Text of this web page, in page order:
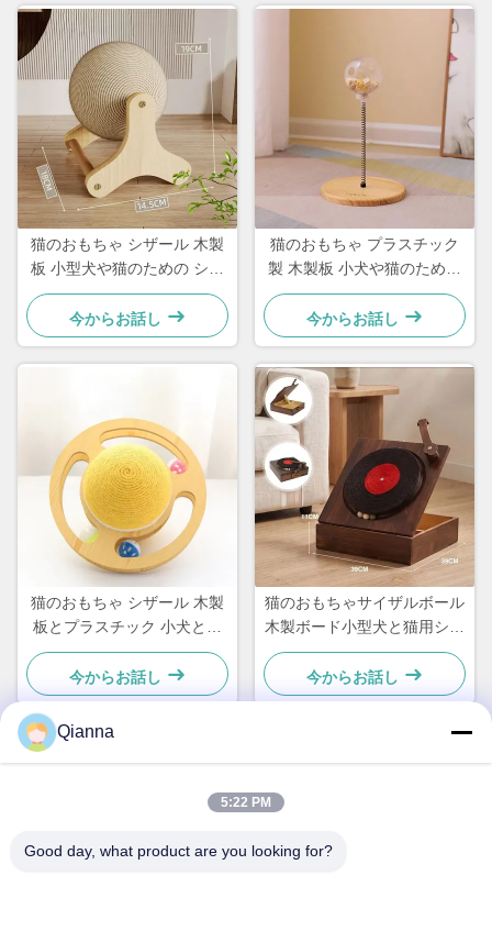
猫のおもちゃ シザール 木製
板 小型犬や猫のための シン
プルで実用的な
今からお話し
猫のおもちゃ プラスチック
製 木製板 小犬や猫のための
シンプルで実用的な
今からお話し
猫のおもちゃ シザール 木製
板とプラスチック 小犬と猫
のための シンプルで実用的
な
今からお話し
猫のおもちゃサイザルボール
木製ボード小型犬と猫用シン
プルで実用的
今からお話し
クイックコンタクト
アドレス
Qianna
5:22 PM
Good day, what product are you looking for?